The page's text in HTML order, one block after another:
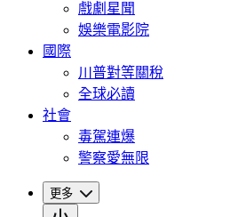
戲劇星聞
娛樂電影院
國際
川普對等關稅
全球必讀
社會
毒駕連爆
警察愛無限
更多